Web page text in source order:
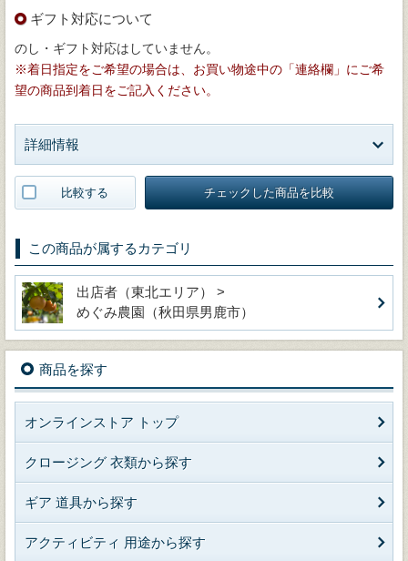
ギフト対応について
のし・ギフト対応はしていません。
※着日指定をご希望の場合は、お買い物途中の「連絡欄」にご希
望の商品到着日をご記入ください。
詳細情報
比較する チェックした商品を比較
この商品が属するカテゴリ
出店者（東北エリア） >
めぐみ農園（秋田県男鹿市）
商品を探す
オンラインストア トップ
クロージング 衣類から探す
ギア 道具から探す
アクティビティ 用途から探す